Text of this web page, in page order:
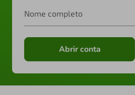
Nome completo
Abrir conta